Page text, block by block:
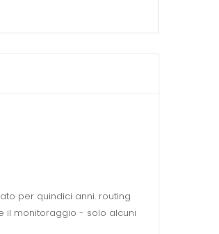
per quindici anni. routing
il monitoraggio - solo alcuni